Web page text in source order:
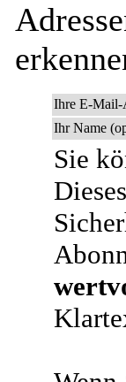
Ihre E-Mail-
Ihr Name
Sie